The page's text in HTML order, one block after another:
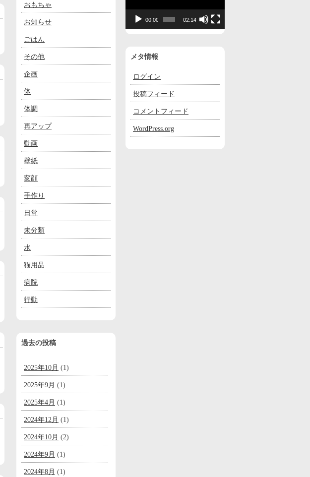
おもちゃ
お知らせ
ごはん
その他
企画
体
体調
再アップ
動画
壁紙
変顔
手作り
日常
未分類
水
猫用品
病院
行動
過去の投稿
2025年10月 (1)
2025年9月 (1)
2025年4月 (1)
2024年12月 (1)
2024年10月 (2)
2024年9月 (1)
2024年8月 (1)
レ
00:00 02:14
メタ情報
ログイン
投稿フィード
コメントフィード
WordPress.org